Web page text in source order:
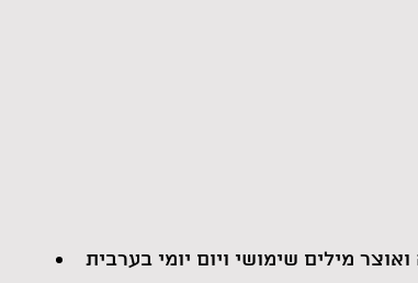
מילים שימושי ויום יומי בערבית